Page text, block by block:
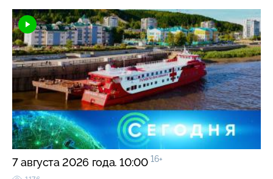
7 августа 2026 года. 10:00 16+